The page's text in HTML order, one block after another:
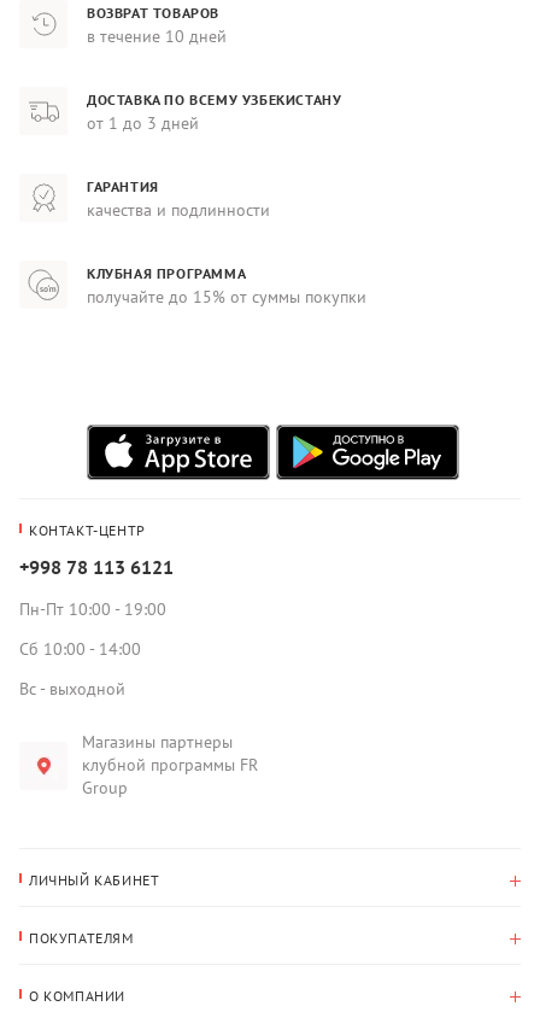
ВОЗВРАТ ТОВАРОВ
в течение 10 дней
ДОСТАВКА ПО ВСЕМУ УЗБЕКИСТАНУ
от 1 до 3 дней
ГАРАНТИЯ
качества и подлинности
КЛУБНАЯ ПРОГРАММА
получайте до 15% от суммы покупки
КОНТАКТ-ЦЕНТР
+998 78 113 6121
Пн-Пт 10:00 - 19:00
Сб 10:00 - 14:00
Вс - выходной
Магазины партнеры
клубной программы FR
Group
ЛИЧНЫЙ КАБИНЕТ
Адрес для доставки
ПОКУПАТЕЛЯМ
О КОМПАНИИ